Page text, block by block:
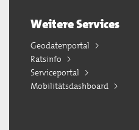
Weitere Services
Geodatenportal
Ratsinfo
Serviceportal
Mobilitätsdashboard